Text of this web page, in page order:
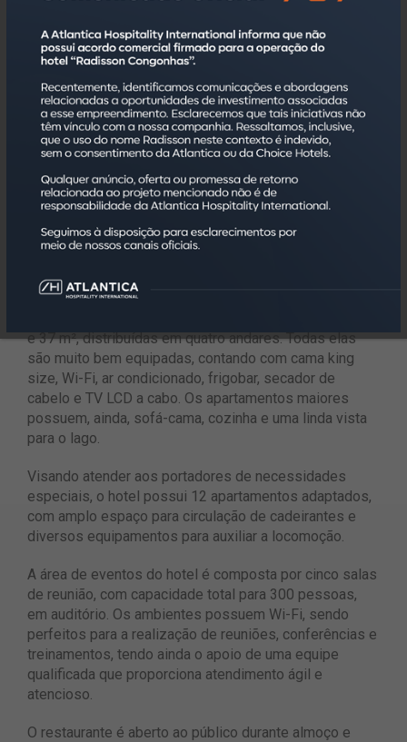
O hóspede encontra, ainda, uma sala com mesas
para carteado e poker e um ambiente exclusivo para
pebolim, ping-pong, bilhar e duas pistas de boliche. O
eSuites Itá possui também Espaço Kids, onde uma
equipe de monitoramento e recreação promove
atividades lúdicas com as crianças.
Para quem mantém uma rotina de exercícios físicos, o
hotel conta com um fitness center completo, bem
os mais modernos aparelhos.
As 126 acomodações do hotel estão divididas em
quatro categorias de quartos – Superior, Luxo, Premium
e 37 m², distribuídas em quatro andares. Todas elas
são muito bem equipadas, contando com cama king
size, Wi-Fi, ar condicionado, frigobar, secador de
cabelo e TV LCD a cabo. Os apartamentos maiores
possuem, ainda, sofá-cama, cozinha e uma linda vista
para o lago.
Visando atender aos portadores de necessidades
especiais, o hotel possui 12 apartamentos adaptados,
com amplo espaço para circulação de cadeirantes e
diversos equipamentos para auxiliar a locomoção.
A área de eventos do hotel é composta por cinco salas
de reunião, com capacidade total para 300 pessoas,
em auditório. Os ambientes possuem Wi-Fi, sendo
perfeitos para a realização de reuniões, conferências e
treinamentos, tendo ainda o apoio de uma equipe
qualificada que proporciona atendimento ágil e
atencioso.
O restaurante é aberto ao público durante almoço e